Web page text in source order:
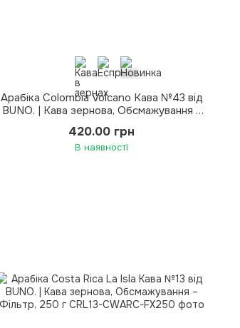
Арабіка Colombia Volcano Кава №43 від
BUNO. | Кава зернова, Обсмажування –
420.00 грн
В наявності